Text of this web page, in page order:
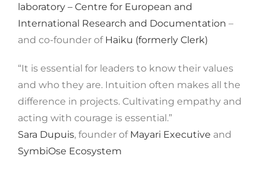
laboratory – Centre for European and
International Research and Documentation –
and co-founder of Haiku (formerly Clerk)
“It is essential for leaders to know their values ​​
and who they are. Intuition often makes all the
difference in projects. Cultivating empathy and
acting with courage is essential.”
Sara Dupuis, founder of Mayari Executive and
SymbiOse Ecosystem